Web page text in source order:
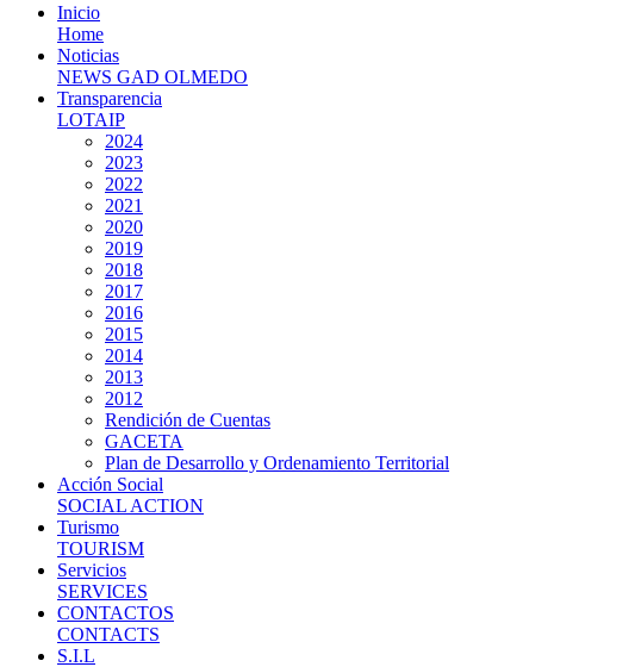
Inicio
Home
Noticias
NEWS GAD OLMEDO
Transparencia
LOTAIP
2024
2023
2022
2021
2020
2019
2018
2017
2016
2015
2014
2013
2012
Rendición de Cuentas
GACETA
Plan de Desarrollo y Ordenamiento Territorial
Acción Social
SOCIAL ACTION
Turismo
TOURISM
Servicios
SERVICES
CONTACTOS
CONTACTS
S.I.L